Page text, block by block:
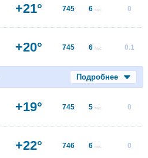
+21° 745 6 м/с 0
+20° 745 6 м/с 0.1
Подробнее
+19° 745 5 м/с 0
+22° 746 6 м/с 0